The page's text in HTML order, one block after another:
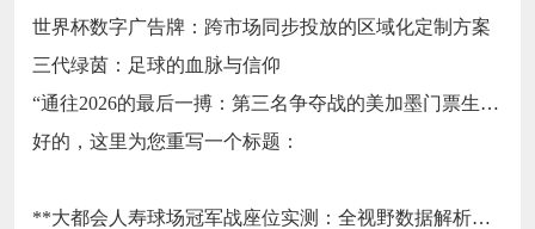
世界杯数字广告牌：跨市场同步投放的区域化定制方案
三代绿茵：足球的血脉与信仰
“通往2026的最后一搏：第三名争夺战的美加墨门票生死局”
好的，这里为您重写一个标题：
**大都会人寿球场冠军战座位实测：全视野数据解析与等级精准评估**